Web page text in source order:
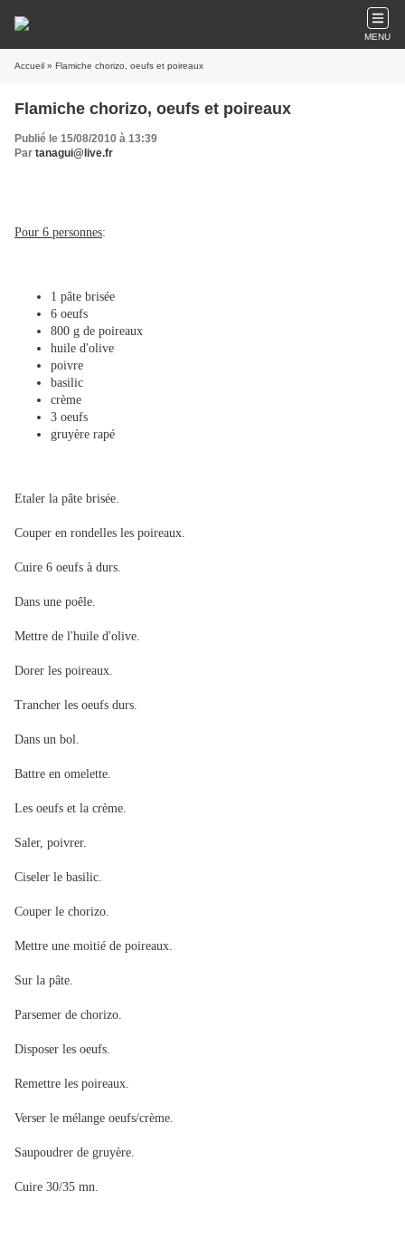
MENU
Accueil » Flamiche chorizo, oeufs et poireaux
Flamiche chorizo, oeufs et poireaux
Publié le 15/08/2010 à 13:39
Par tanagui@live.fr
Pour 6 personnes:
1 pâte brisée
6 oeufs
800 g de poireaux
huile d'olive
poivre
basilic
crème
3 oeufs
gruyère rapé
Etaler la pâte brisée.
Couper en rondelles les poireaux.
Cuire 6 oeufs à durs.
Dans une poêle.
Mettre de l'huile d'olive.
Dorer les poireaux.
Trancher les oeufs durs.
Dans un bol.
Battre en omelette.
Les oeufs et la crème.
Saler, poivrer.
Ciseler le basilic.
Couper le chorizo.
Mettre une moitié de poireaux.
Sur la pâte.
Parsemer de chorizo.
Disposer les oeufs.
Remettre les poireaux.
Verser le mélange oeufs/crème.
Saupoudrer de gruyère.
Cuire 30/35 mn.